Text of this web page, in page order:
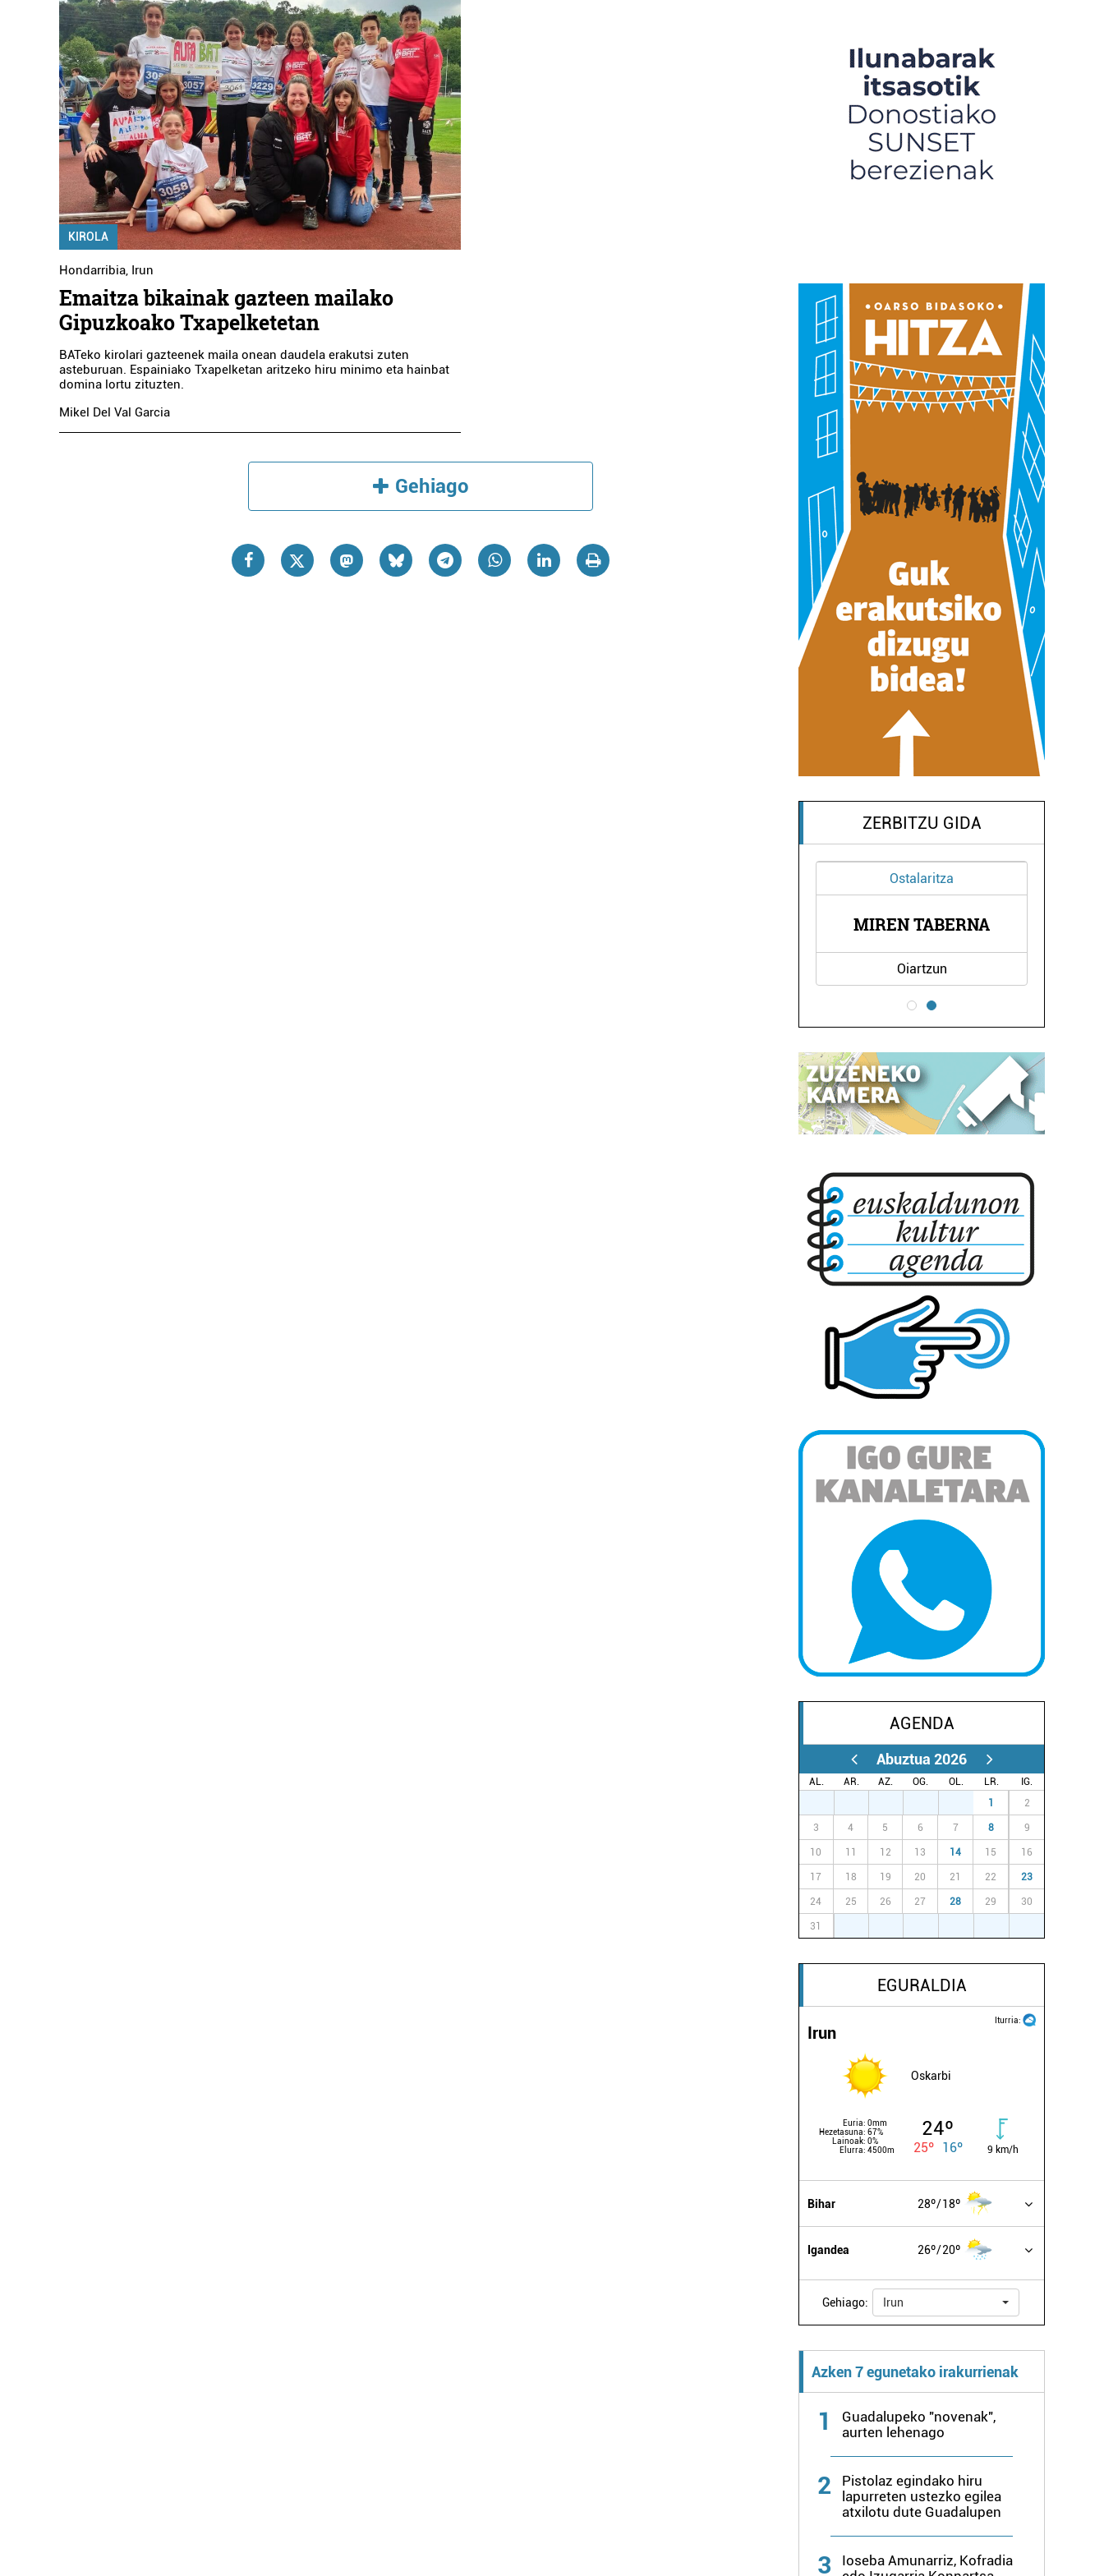
KIROLA
Hondarribia Irun
Emaitza bikainak gazteen mailako
Gipuzkoako Txapelketetan
BATeko kirolari gazteenek maila onean daudela erakutsi zuten
asteburuan. Espainiako Txapelketan aritzeko hiru minimo eta hainbat
domina lortu zituzten.
Mikel Del Val Garcia
Gehiago
ZERBITZU GIDA
Ostalaritza
MIREN TABERNA
Oiartzun
AGENDA
Abuztua 2026
AL. AR. AZ. OG. OL. LR.
IG.
1 2
3 4 5 6 7 8 9
10 11 12 13 14 15 16
17 18 19 20 21 22 23
24 25 26 27 28 29 30
31
EGURALDIA
Iturria:
Irun
Oskarbi
Euria: 0mm
Hezetasuna: 67%
Lainoak: 0%
Elurra: 4500m
24º
25º 16º 9 km/h
Bihar 28º 18º
Igandea 26º 20º
Gehiago: Irun
Azken 7 egunetako irakurrienak
1
Guadalupeko "novenak",
aurten lehenago
2
Pistolaz egindako hiru
lapurreten ustezko egilea
atxilotu dute Guadalupen
3
Ioseba Amunarriz, Kofradia